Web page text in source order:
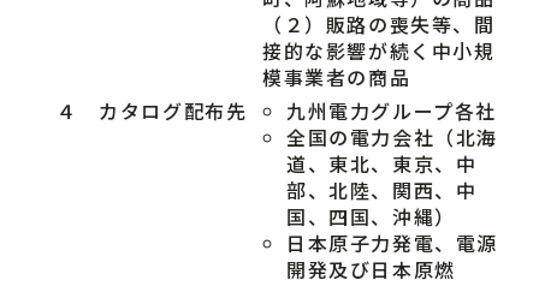
（２）販路の喪失等、間
接的な影響が続く中小規
模事業者の商品
４ カタログ配布先
九州電力グループ各社
全国の電力会社（北海
道、東北、東京、中
部、北陸、関西、中
国、四国、沖縄）
日本原子力発電、電源
開発及び日本原燃